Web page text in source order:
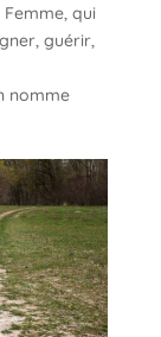
qui
guérir,
nomme